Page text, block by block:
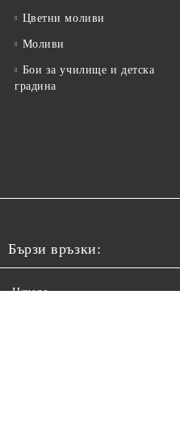
Цветни моливи
Моливи
Бои за училище и детска
градина
Бързи връзки:
Начало